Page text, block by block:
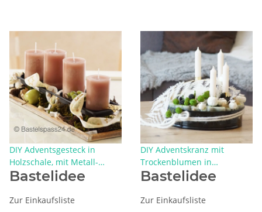
DIY Adventsgesteck in
Holzschale, mit Metall-
Kerzenhalter 4fach,
Bastelidee
Zur Einkaufsliste
DIY Adventskranz mit
Trockenblumen in
Kuchenform weiß grün,
Bastelidee
Zur Einkaufsliste